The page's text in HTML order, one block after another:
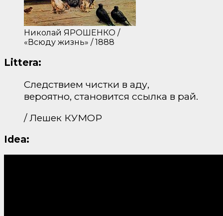
Николай ЯРОШЕНКО /
«Всюду жизнь» / 1888
Littera:
Следствием чистки в аду,
вероятно, становится ссылка в рай.
/ Лешек КУМОР
Idea: